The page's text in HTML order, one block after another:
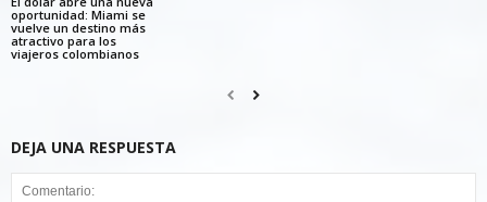
oportunidad: Miami se
vuelve un destino más
atractivo para los
viajeros colombianos
DEJA UNA RESPUESTA